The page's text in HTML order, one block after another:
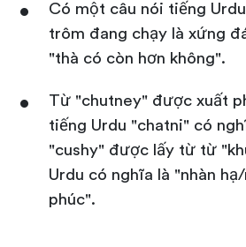
Có một câu nói tiếng
trôm đang chạy là xứng
"thà có còn hơn không".
Từ "chutney" được xuất
tiếng Urdu "chatni" có
"cushy" được lấy từ từ
Urdu có nghĩa là "nhàn
phúc".